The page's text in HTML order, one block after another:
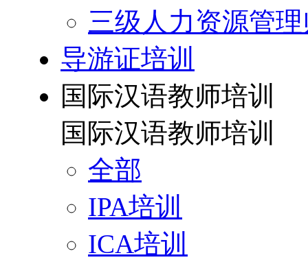
三级人力资源管
导游证培训
国际汉语教师培训
国际汉语教师培训
全部
IPA培训
ICA培训